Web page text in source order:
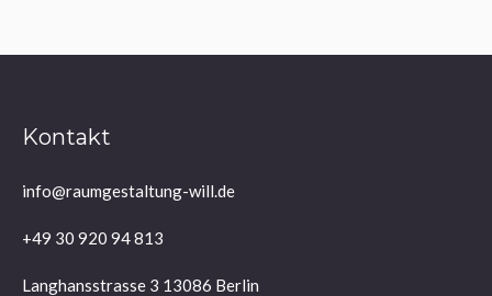
Kontakt
info@raumgestaltung-will.de
+49 30 920 94 813
Langhansstrasse 3 13086 Berlin